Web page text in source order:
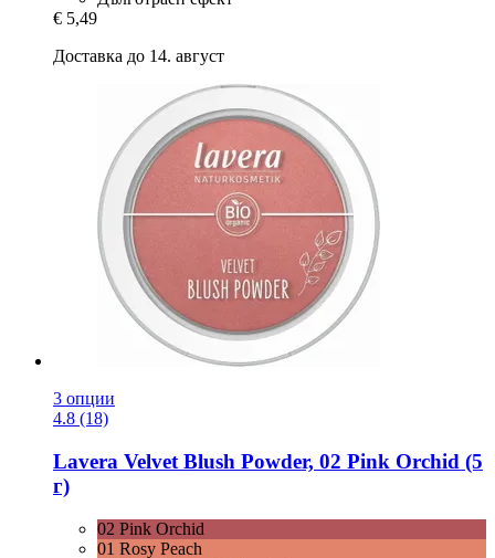
€ 5,49
Доставка до 14. август
3 опции
4.8 (18)
Lavera Velvet Blush Powder, 02 Pink Orchid (5
г)
02 Pink Orchid
01 Rosy Peach